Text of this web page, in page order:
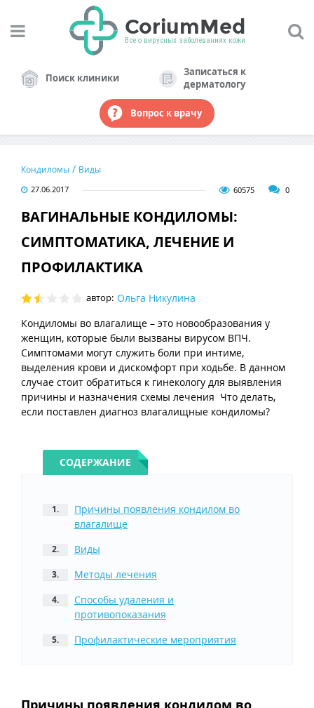
CoriumMed
Все о вирусных заболеваниях кожи
Поиск клиники
Записаться к
дерматологу
Вопрос к врачу
Кондиломы / Виды
ВАГИНАЛЬНЫЕ КОНДИЛОМЫ:
СИМПТОМАТИКА, ЛЕЧЕНИЕ И
ПРОФИЛАКТИКА
27.06.2017 60575 0
автор: Ольга Никулина
Кондиломы во влагалище – это новообразования у
женщин, которые были вызваны вирусом ВПЧ.
Симптомами могут служить боли при интиме,
выделения крови и дискомфорт при ходьбе. В данном
случае стоит обратиться к гинекологу для выявления
причины и назначения схемы лечения Что делать,
если поставлен диагноз влагалищные кондиломы?
СОДЕРЖАНИЕ
Причины появления кондилом во
влагалище
Виды
Методы лечения
Способы удаления и
противопоказания
Профилактические мероприятия
Причины появления кондилом во
КАТЕГОРИИ САЙТА
ЭКЗЕМА
ФУРУНКУЛ
ЛИПОМА
АТЕРОМА
ПАПУЛЫ
ПРЕПАРАТЫ ПРИ ВПЧ
ПОЛЕЗНОЕ